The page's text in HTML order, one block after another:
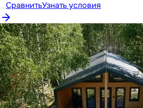
СравнитьУзнать условия